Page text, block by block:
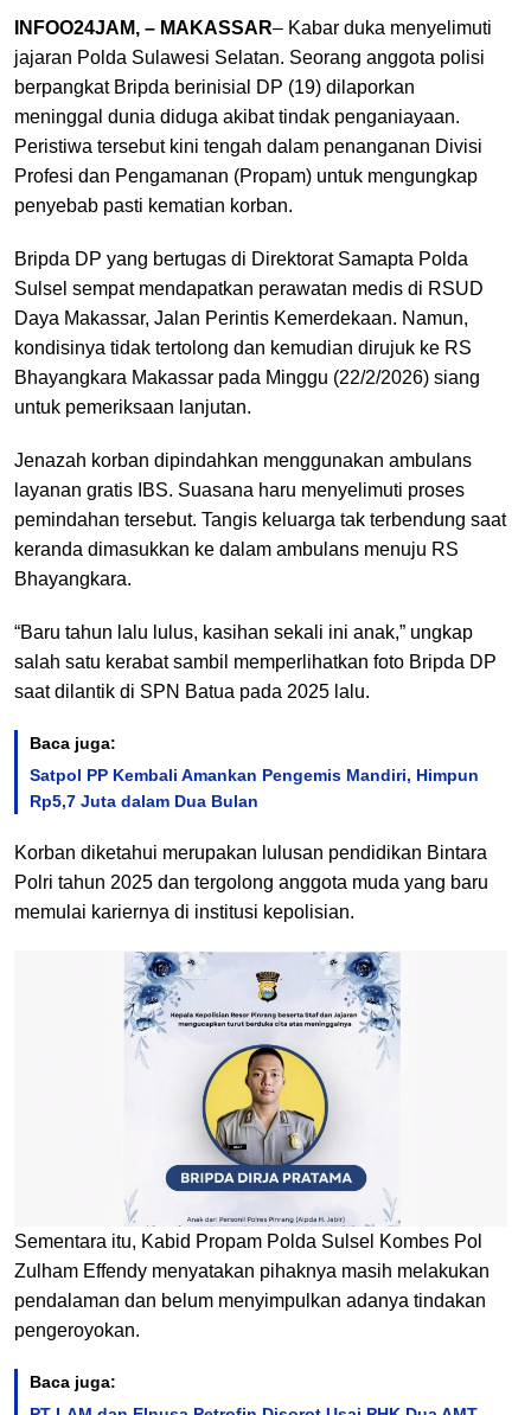
INFOO24JAM, – MAKASSAR– Kabar duka menyelimuti
jajaran Polda Sulawesi Selatan. Seorang anggota polisi
berpangkat Bripda berinisial DP (19) dilaporkan
meninggal dunia diduga akibat tindak penganiayaan.
Peristiwa tersebut kini tengah dalam penanganan Divisi
Profesi dan Pengamanan (Propam) untuk mengungkap
penyebab pasti kematian korban.
Bripda DP yang bertugas di Direktorat Samapta Polda
Sulsel sempat mendapatkan perawatan medis di RSUD
Daya Makassar, Jalan Perintis Kemerdekaan. Namun,
kondisinya tidak tertolong dan kemudian dirujuk ke RS
Bhayangkara Makassar pada Minggu (22/2/2026) siang
untuk pemeriksaan lanjutan.
Jenazah korban dipindahkan menggunakan ambulans
layanan gratis IBS. Suasana haru menyelimuti proses
pemindahan tersebut. Tangis keluarga tak terbendung saat
keranda dimasukkan ke dalam ambulans menuju RS
Bhayangkara.
“Baru tahun lalu lulus, kasihan sekali ini anak,” ungkap
salah satu kerabat sambil memperlihatkan foto Bripda DP
saat dilantik di SPN Batua pada 2025 lalu.
Baca juga:
Satpol PP Kembali Amankan Pengemis Mandiri, Himpun
Rp5,7 Juta dalam Dua Bulan
Korban diketahui merupakan lulusan pendidikan Bintara
Polri tahun 2025 dan tergolong anggota muda yang baru
memulai kariernya di institusi kepolisian.
Sementara itu, Kabid Propam Polda Sulsel Kombes Pol
Zulham Effendy menyatakan pihaknya masih melakukan
pendalaman dan belum menyimpulkan adanya tindakan
pengeroyokan.
Baca juga: